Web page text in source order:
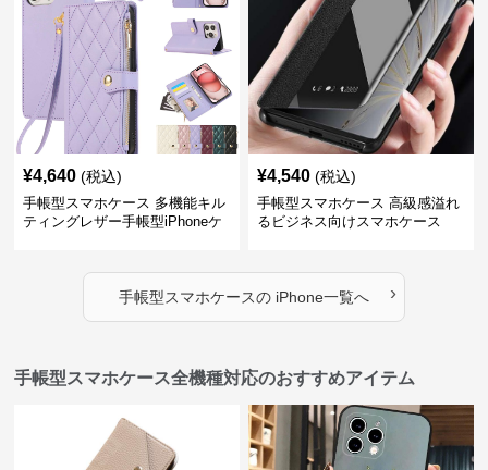
¥4,640 (税込)
手帳型スマホケース 多機能キル
ティングレザー手帳型iPhoneケ
¥4,540 (税込)
手帳型スマホケース 高級感溢れ
るビジネス向けスマホケース
手帳型スマホケースのiPhone一覧へ ›
手帳型スマホケース全機種対応のおすすめアイテム